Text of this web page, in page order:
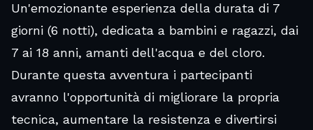
Un'emozionante esperienza della durata di 7
giorni (6 notti), dedicata a bambini e ragazzi, dai
7 ai 18 anni, amanti dell'acqua e del cloro.
Durante questa avventura i partecipanti
avranno l'opportunità di migliorare la propria
tecnica, aumentare la resistenza e divertirsi